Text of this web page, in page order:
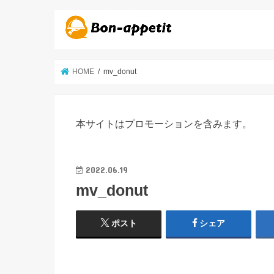
HOME mv_donut
本サイトはプロモーションを含みます。
2022.06.19
mv_donut
ポスト シェア